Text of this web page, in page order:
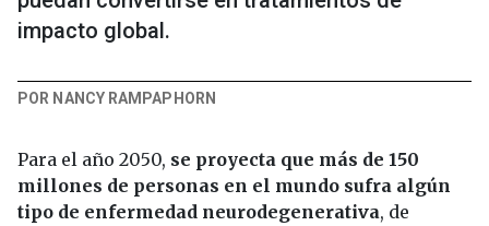
impacto global.
POR NANCY RAMPAPHORN
Para el año 2050, se proyecta que más de 150
millones de personas en el mundo sufra algún
tipo de enfermedad neurodegenerativa, de